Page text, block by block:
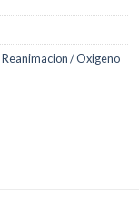
Reanimacion / Oxigeno